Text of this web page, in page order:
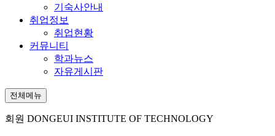
기숙사안내
취업정보
취업현황
커뮤니티
학과뉴스
자유게시판
전체메뉴
회원 DONGEUI INSTITUTE OF TECHNOLOGY